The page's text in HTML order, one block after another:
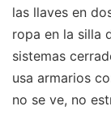
las llaves en
ropa en la silla
sistemas
usa armarios
no se ve, no